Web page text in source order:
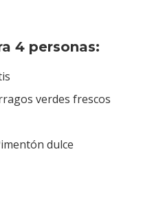
4 personas:
verdes frescos
dulce